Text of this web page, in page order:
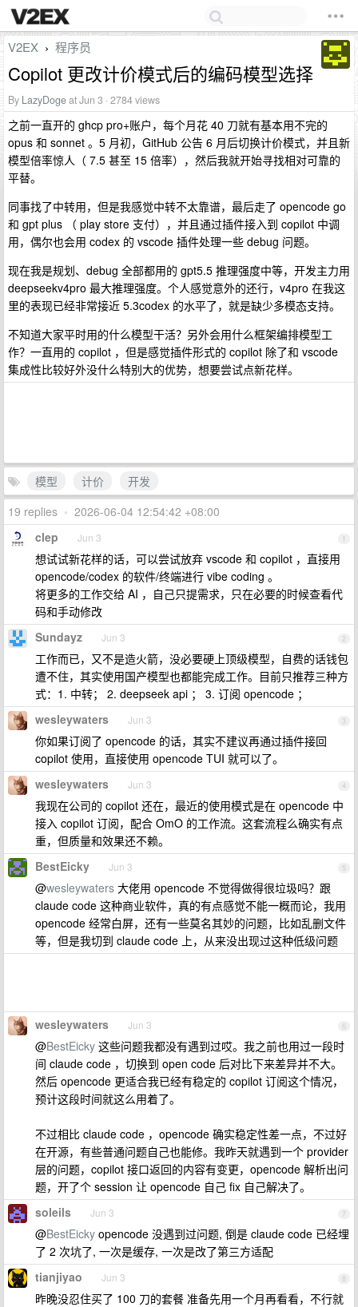
V2EX › 程序员
Copilot 更改计价模式后的编码模型选择
By LazyDogeat Jun 3 · 2784 views
之前一直开的 ghcp pro+账户，每个月花 40 刀就有基本用不完的
opus 和 sonnet 。5 月初，GitHub 公告 6 月后切换计价模式，并且新
模型倍率惊人（ 7.5 甚至 15 倍率），然后我就开始寻找相对可靠的
平替。
同事找了中转用，但是我感觉中转不太靠谱，最后走了 opencode go
和 gpt plus （ play store 支付），并且通过插件接入到 copilot 中调
用，偶尔也会用 codex 的 vscode 插件处理一些 debug 问题。
现在我是规划、debug 全部都用的 gpt5.5 推理强度中等，开发主力用
deepseekv4pro 最大推理强度。个人感觉意外的还行，v4pro 在我这
里的表现已经非常接近 5.3codex 的水平了，就是缺少多模态支持。
不知道大家平时用的什么模型干活？另外会用什么框架编排模型工
作？一直用的 copilot ，但是感觉插件形式的 copilot 除了和 vscode
集成性比较好外没什么特别大的优势，想要尝试点新花样。
模型 计价
开发
19 replies • 2026-06-04 12:54:42 +08:00
1
clep Jun 3
想试试新花样的话，可以尝试放弃 vscode 和 copilot ，直接用
opencode/codex 的软件/终端进行 vibe coding 。
将更多的工作交给 AI ，自己只提需求，只在必要的时候查看代
码和手动修改
2
Sundayz Jun 3
工作而已，又不是造火箭，没必要硬上顶级模型，自费的话钱包
遭不住，其实使用国产模型也都能完成工作。目前只推荐三种方
式：1. 中转； 2. deepseek api ； 3. 订阅 opencode ；
3
wesleywaters Jun 3
你如果订阅了 opencode 的话，其实不建议再通过插件接回
copilot 使用，直接使用 opencode TUI 就可以了。
4
wesleywaters Jun 3
我现在公司的 copilot 还在，最近的使用模式是在 opencode 中
接入 copilot 订阅，配合 OmO 的工作流。这套流程么确实有点
重，但质量和效果还不赖。
5
BestEicky Jun 3
@wesleywaters 大佬用 opencode 不觉得做得很垃圾吗？跟
claude code 这种商业软件，真的有点感觉不能一概而论，我用
opencode 经常白屏，还有一些莫名其妙的问题，比如乱删文件
等，但是我切到 claude code 上，从来没出现过这种低级问题
6
wesleywaters Jun 3
@BestEicky 这些问题我都没有遇到过哎。我之前也用过一段时
间 claude code ，切换到 open code 后对比下来差异并不大。
然后 opencode 更适合我已经有稳定的 copilot 订阅这个情况，
预计这段时间就这么用着了。
不过相比 claude code ，opencode 确实稳定性差一点，不过好
在开源，有些普通问题自己也能修。我昨天就遇到一个 provider
层的问题，copilot 接口返回的内容有变更，opencode 解析出问
题，开了个 session 让 opencode 自己 fix 自己解决了。
7
soleils Jun 3
@BestEicky opencode 没遇到过问题, 倒是 claude code 已经埋
了 2 次坑了, 一次是缓存, 一次是改了第三方适配
8
tianjiyao Jun 3
昨晚没忍住买了 100 刀的套餐 准备先用一个月再看看，不行就